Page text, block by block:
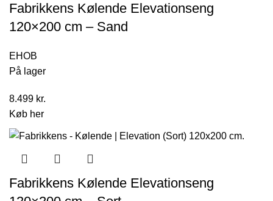
Fabrikkens Kølende Elevationseng
120×200 cm – Sand
EHOB
På lager
8.499 kr.
Køb her
Fabrikkens Kølende Elevationseng